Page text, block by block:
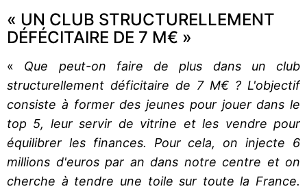
« UN CLUB STRUCTURELLEMENT
DÉFÉCITAIRE DE 7 M€ »
« Que peut-on faire de plus dans un club
structurellement déficitaire de 7 M€ ? L'objectif
consiste à former des jeunes pour jouer dans le
top 5, leur servir de vitrine et les vendre pour
équilibrer les finances. Pour cela, on injecte 6
millions d'euros par an dans notre centre et on
cherche à tendre une toile sur toute la France.